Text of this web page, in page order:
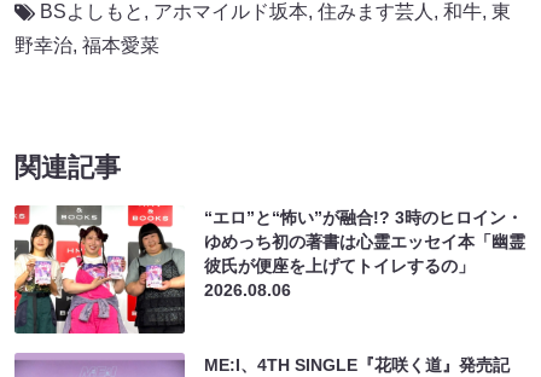
BSよしもと , アホマイルド坂本, 住みます芸人 , 和牛, 東
野幸治, 福本愛菜
関連記事
“エロ”と“怖い”が融合!? 3時のヒロイン・
ゆめっち初の著書は心霊エッセイ本「幽霊
彼氏が便座を上げてトイレするの」
2026.08.06
ME:I、4TH SINGLE『花咲く道』発売記